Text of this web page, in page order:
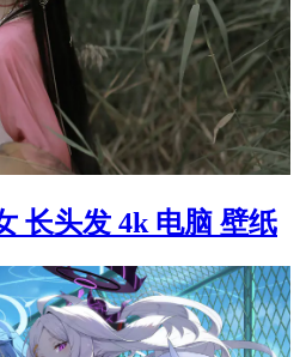
长头发 4k 电脑 壁纸